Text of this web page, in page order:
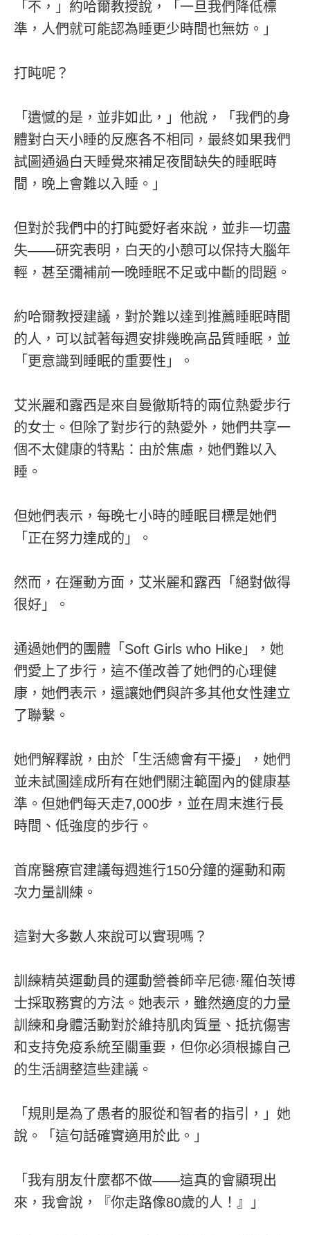
「不，」約哈爾教授說，「一旦我們降低標
準，人們就可能認為睡更少時間也無妨。」
打盹呢？
「遺憾的是，並非如此，」他說，「我們的身
體對白天小睡的反應各不相同，最終如果我們
試圖通過白天睡覺來補足夜間缺失的睡眠時
間，晚上會難以入睡。」
但對於我們中的打盹愛好者來說，並非一切盡
失——研究表明，白天的小憩可以保持大腦年
輕，甚至彌補前一晚睡眠不足或中斷的問題。
約哈爾教授建議，對於難以達到推薦睡眠時間
的人，可以試著每週安排幾晚高品質睡眠，並
「更意識到睡眠的重要性」。
艾米麗和露西是來自曼徹斯特的兩位熱愛步行
的女士。但除了對步行的熱愛外，她們共享一
個不太健康的特點：由於焦慮，她們難以入
睡。
但她們表示，每晚七小時的睡眠目標是她們
「正在努力達成的」。
然而，在運動方面，艾米麗和露西「絕對做得
很好」。
通過她們的團體「Soft Girls who Hike」，她
們愛上了步行，這不僅改善了她們的心理健
康，她們表示，還讓她們與許多其他女性建立
了聯繫。
她們解釋說，由於「生活總會有干擾」，她們
並未試圖達成所有在她們關注範圍內的健康基
準。但她們每天走7,000步，並在周末進行長
時間、低強度的步行。
首席醫療官建議每週進行150分鐘的運動和兩
次力量訓練。
這對大多數人來說可以實現嗎？
訓練精英運動員的運動營養師辛尼德·羅伯茨博
士採取務實的方法。她表示，雖然適度的力量
訓練和身體活動對於維持肌肉質量、抵抗傷害
和支持免疫系統至關重要，但你必須根據自己
的生活調整這些建議。
「規則是為了愚者的服從和智者的指引，」她
說。「這句話確實適用於此。」
「我有朋友什麼都不做——這真的會顯現出
來，我會說，『你走路像80歲的人！』」